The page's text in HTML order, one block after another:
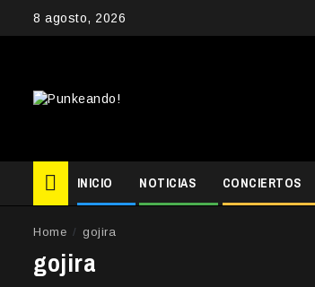
8 agosto, 2026
INICIO NOTICIAS CONCIERTOS
Home gojira
gojira